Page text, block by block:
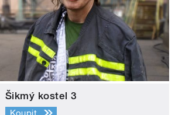
Šikmý kostel 3